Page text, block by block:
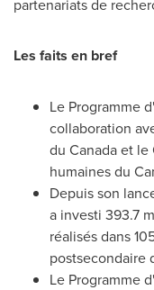
partenariats de
Les faits en bref
Le Programme
collaboration
du Canadaet le
humaines du
Depuis son
a investi 393.7
réalisés dans
postsecondaire
Le Programme